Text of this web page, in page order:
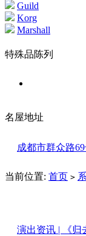
Guild
Korg
Marshall
特殊品陈列
名屋地址
成都市群众路
当前位置: 首页 >
演出资讯 | 《归